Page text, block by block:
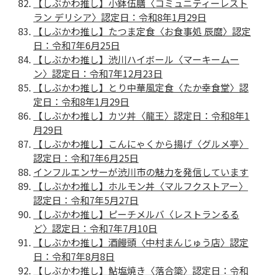
【しぶかわ推し】小鉢伍膳〈コミュニティーレスト
ラン デリシア〉認定日：令和8年1月29日
【しぶかわ推し】たつま定食〈お食事処 辰麿〉認定
日：令和7年6月25日
【しぶかわ推し】渋川ハイボール〈マーキームー
ン〉認定日：令和7年12月23日
【しぶかわ推し】とり中華風定食〈たか幸食堂〉認
定日：令和8年1月29日
【しぶかわ推し】カツ丼〈龍王〉認定日：令和8年1
月29日
【しぶかわ推し】こんにゃくから揚げ〈グルメ亭〉
認定日：令和7年6月25日
インフルエンサーが渋川市の魅力を発信しています
【しぶかわ推し】ホルモン丼〈マルフクストアー〉
認定日：令和7年5月27日
【しぶかわ推し】ピーチメルバ〈レストランるる
ど〉認定日：令和7年7月10日
【しぶかわ推し】酒饅頭〈中村まんじゅう店〉認定
日：令和7年8月8日
【しぶかわ推し】鮎塩焼き〈落合簗〉認定日：令和